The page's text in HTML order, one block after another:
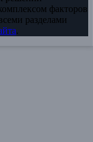
факторов
разделами
.